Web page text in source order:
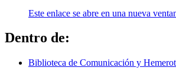
Este enlace se abre en una nueva
Dentro de:
Biblioteca de Comunicación y